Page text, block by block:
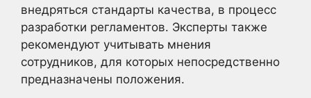
внедряться стандарты качества, в процесс
разработки регламентов. Эксперты также
рекомендуют учитывать мнения
сотрудников, для которых непосредственно
предназначены положения.